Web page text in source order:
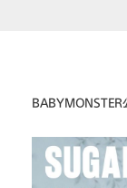
BABYMONSTER